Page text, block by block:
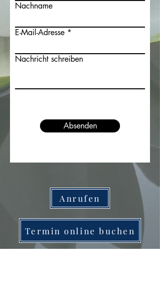
Nachname
E-Mail-Adresse
Nachricht schreiben
Absenden
Anrufen
Termin online buchen